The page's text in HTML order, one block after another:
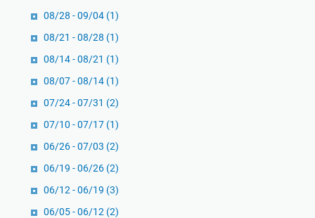
08/28 - 09/04 (1)
08/21 - 08/28 (1)
08/14 - 08/21 (1)
08/07 - 08/14 (1)
07/24 - 07/31 (2)
07/10 - 07/17 (1)
06/26 - 07/03 (2)
06/19 - 06/26 (2)
06/12 - 06/19 (3)
06/05 - 06/12 (2)